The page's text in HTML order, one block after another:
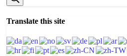
Translate this site